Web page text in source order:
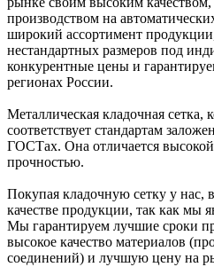
производством на
широкий ассортимент
нестандартных размеров под
конкурентные цены и
регионах России.
Металлическая кладочная
соответствует стандартам
ГОСТах. Она отличается
прочностью.
Покупая кладочную сетку у нас,
качестве продукции, так как мы
Мы гарантируем лучшие сроки
высокое качество материалов
соединений) и лучшую цену на